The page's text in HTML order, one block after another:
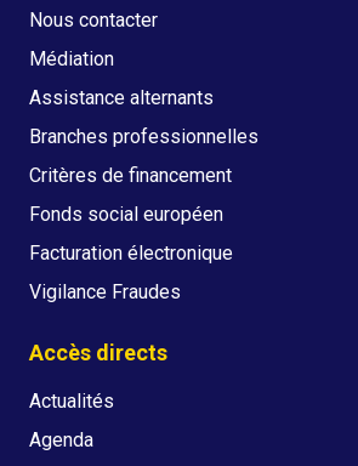
Nous contacter
Médiation
Assistance alternants
Branches professionnelles
Critères de financement
Fonds social européen
Facturation électronique
Vigilance Fraudes
Accès directs
Actualités
Agenda